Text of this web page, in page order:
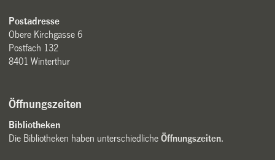
Postadresse
Obere Kirchgasse 6
Postfach 132
8401 Winterthur
Öffnungszeiten
Bibliotheken
Die Bibliotheken haben unterschiedlicheÖffnungszeiten.